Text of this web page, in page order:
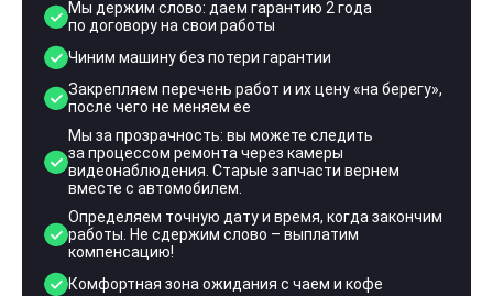
Мы держим слово: даем гарантию 2 года
по договору на свои работы
Чиним машину без потери гарантии
Закрепляем перечень работ и их цену «на берегу»,
после чего не меняем ее
Мы за прозрачность: вы можете следить
за процессом ремонта через камеры
видеонаблюдения. Старые запчасти вернем
вместе с автомобилем.
Определяем точную дату и время, когда закончим
работы. Не сдержим слово – выплатим
компенсацию!
Комфортная зона ожидания с чаем и кофе